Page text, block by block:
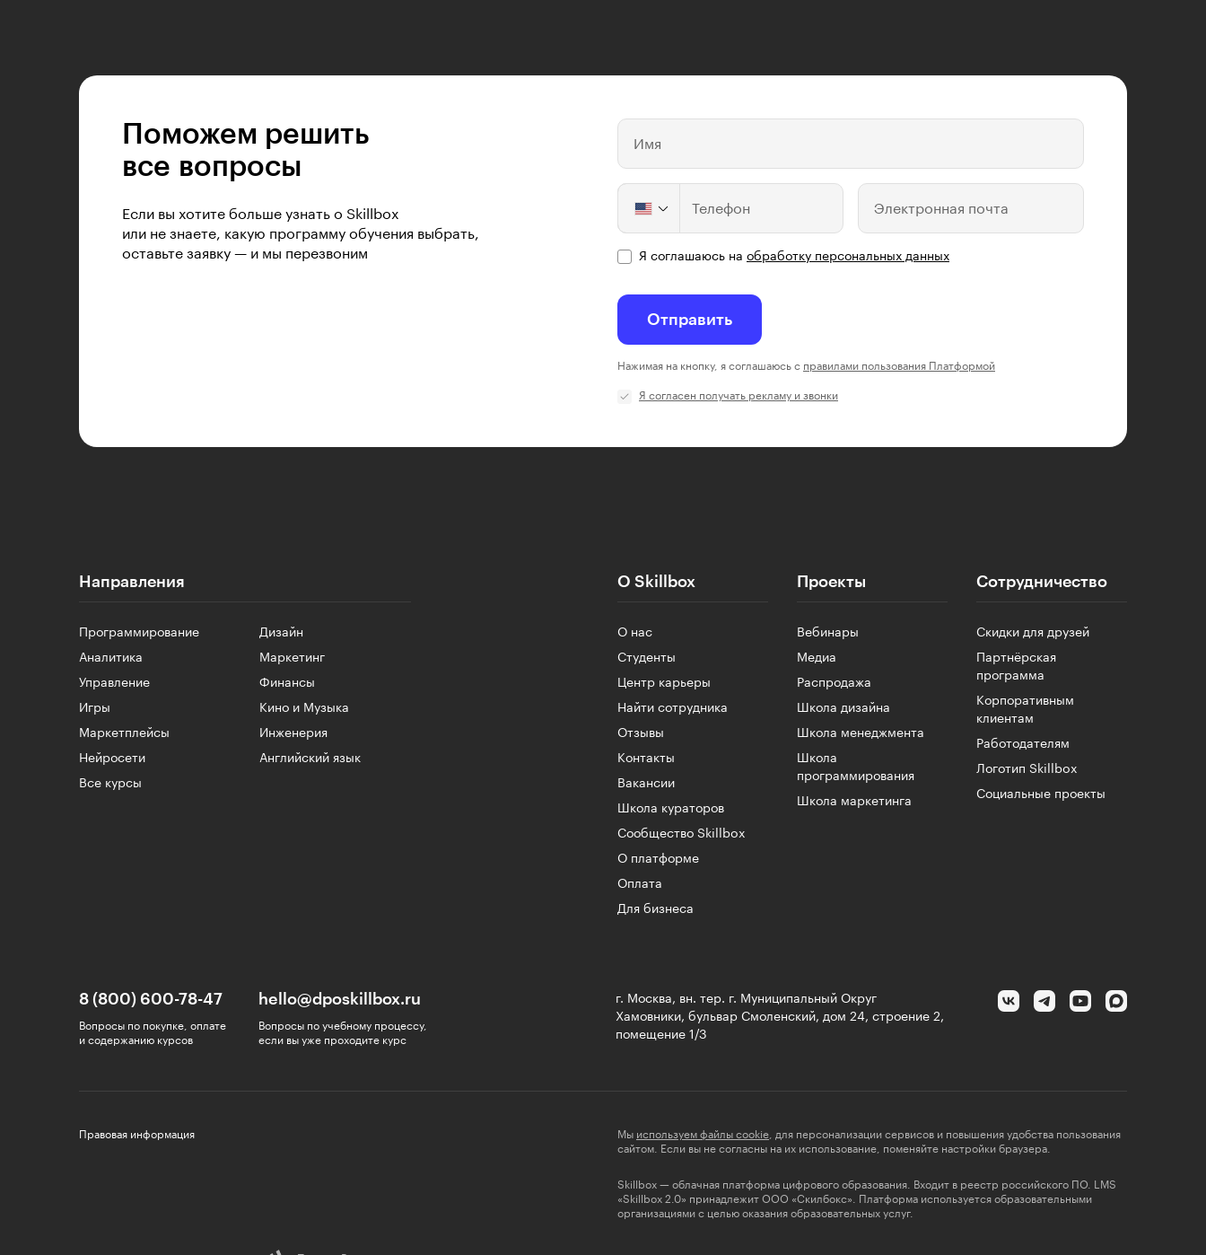
Поможем решить
все вопросы
Если вы хотите больше узнать о Skillbox
или не знаете, какую программу обучения выбрать,
оставьте заявку — и мы перезвоним
Имя
Телефон Электронная почта
Я соглашаюсь на обработку персональных данных
Отправить
Нажимая на кнопку, я соглашаюсь с правилами пользования Платформой
Я согласен получать рекламу и звонки
Направления
Программирование
Дизайн
Аналитика
Маркетинг
Управление
Финансы
Игры
Кино и Музыка
Маркетплейсы
Инженерия
Нейросети
Английский язык
Все курсы
О Skillbox
О нас
Студенты
Центр карьеры
Найти сотрудника
Отзывы
Контакты
Вакансии
Школа кураторов
Сообщество Skillbox
О платформе
Оплата
Для бизнеса
Проекты
Вебинары
Медиа
Распродажа
Школа дизайна
Школа менеджмента
Школа
программирования
Школа маркетинга
Сотрудничество
Скидки для друзей
Партнёрская
программа
Корпоративным
клиентам
Работодателям
Логотип Skillbox
Социальные проекты
8 (800) 600-78-47
Вопросы по покупке, оплате
и содержанию курсов
hello@dposkillbox.ru
Вопросы по учебному процессу,
если вы уже проходите курс
г. Москва, вн. тер. г. Муниципальный Округ
Хамовники, бульвар Смоленский, дом 24, строение 2,
помещение 1/3
Правовая информация Мы используем файлы cookie , для персонализации сервисов и повышения удобства пользования
сайтом. Если вы не согласны на их использование, поменяйте настройки браузера.
Skillbox — облачная платформа цифрового образования. Входит в реестр российского ПО. LMS
«Skillbox 2.0» принадлежит ООО «Скилбокс». Платформа используется образовательными
организациями с целью оказания образовательных услуг.